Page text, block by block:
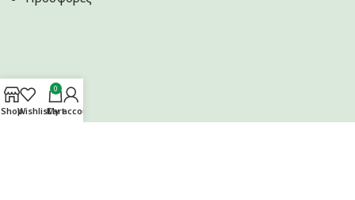
ShopWishlist
0
Cart
My account